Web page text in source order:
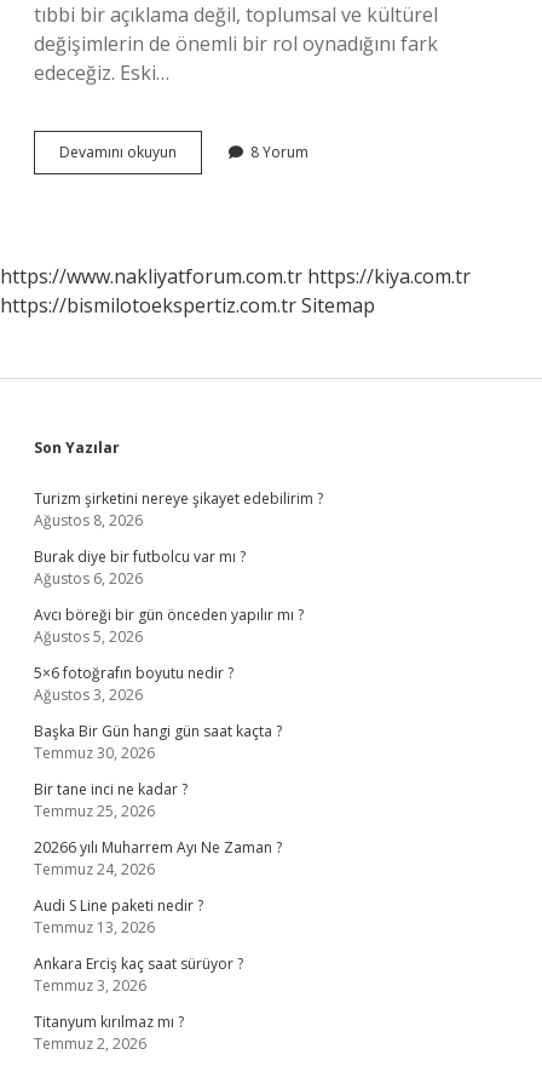
tıbbi bir açıklama değil, toplumsal ve kültürel
değişimlerin de önemli bir rol oynadığını fark
edeceğiz. Eski…
Devamını okuyun
kuruluk
8 Yorum
https://www.nakliyatforum.com.tr https://kiya.com.tr
https://bismilotoekspertiz.com.trSitemap
Sidebar
Son Yazılar
Turizm şirketini nereye şikayet edebilirim ?
Ağustos 8, 2026
Burak diye bir futbolcu var mı ?
Ağustos 6, 2026
Avcı böreği bir gün önceden yapılır mı ?
Ağustos 5, 2026
5×6 fotoğrafın boyutu nedir ?
Ağustos 3, 2026
Başka Bir Gün hangi gün saat kaçta ?
Temmuz 30, 2026
Bir tane inci ne kadar ?
Temmuz 25, 2026
20266 yılı Muharrem Ayı Ne Zaman ?
Temmuz 24, 2026
Audi S Line paketi nedir ?
Temmuz 13, 2026
Ankara Erciş kaç saat sürüyor ?
Temmuz 3, 2026
Titanyum kırılmaz mı ?
Temmuz 2, 2026